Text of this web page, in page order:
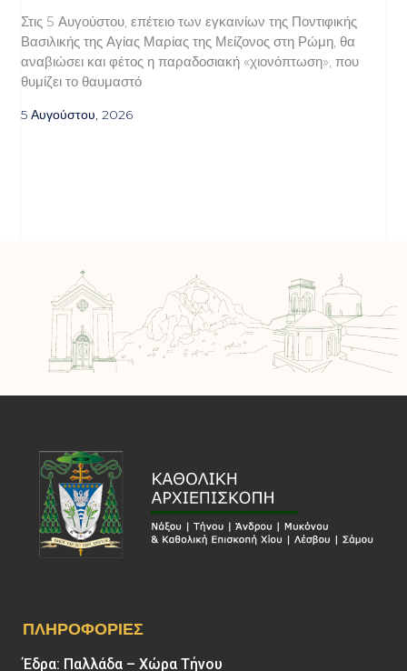
Στις 5 Αυγούστου, επέτειο των εγκαινίων της Ποντιφικής
Βασιλικής της Αγίας Μαρίας της Μείζονος στη Ρώμη, θα
αναβιώσει και φέτος η παραδοσιακή «χιονόπτωση», που
θυμίζει το θαυμαστό
5 Αυγούστου, 2026
ΠΛΗΡΟΦΟΡΊΕΣ
Έδρα: Παλλάδα – Χώρα Τήνου